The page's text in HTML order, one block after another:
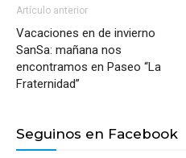
Artículo anterior
Vacaciones en de invierno
SanSa: mañana nos
encontramos en Paseo “La
Fraternidad”
Seguinos en Facebook